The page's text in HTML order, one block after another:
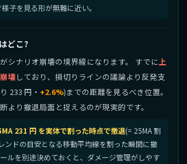
子を見る形が無難に近い。
どこ?
シナリオ崩壊の境界線になります。 すでに上
壊 しており、損切りラインの議論より反発支
233 円・ +2.6%)までの距離を見るべき位置。
より撤退局面と捉えるのが現実的です。
231 円 を実体で割った時点で撤退(= 25MA 割
ンドの目安となる移動平均線を割った瞬間に撤
ルを別途決めておくと、ダメージ管理がしやす